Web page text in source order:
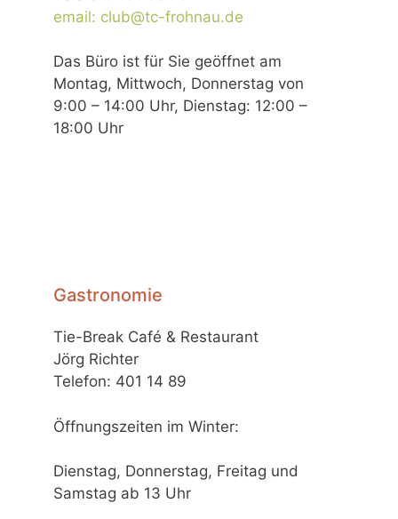
email: club@tc-frohnau.de
Das Büro ist für Sie geöffnet am
Montag, Mittwoch, Donnerstag von
9:00 – 14:00 Uhr, Dienstag: 12:00 –
18:00 Uhr
Gastronomie
Tie-Break Café & Restaurant
Jörg Richter
Telefon: 401 14 89
Öffnungszeiten im Winter:
Dienstag, Donnerstag, Freitag und
Samstag ab 13 Uhr